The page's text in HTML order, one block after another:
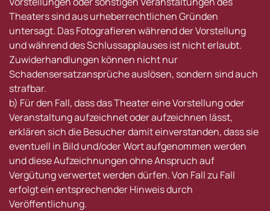
Theaters sind aus urheberrechtlichen Gründen
untersagt. Das Fotografieren während der Vorstellung
und während des Schlussapplauses ist nicht erlaubt.
Zuwiderhandlungen können nicht nur
Schadensersatzansprüche auslösen, sondern sind auch
strafbar.
b) Für den Fall, dass das Theater eine Vorstellung oder
Veranstaltung aufzeichnet oder aufzeichnen lässt,
erklären sich die Besucher damit einverstanden, dass sie
eventuell in Bild und/oder Wort aufgenommen werden
und diese Aufzeichnungen ohne Anspruch auf
Vergütung verwertet werden dürfen. Von Fall zu Fall
erfolgt ein entsprechender Hinweis durch
Veröffentlichung.